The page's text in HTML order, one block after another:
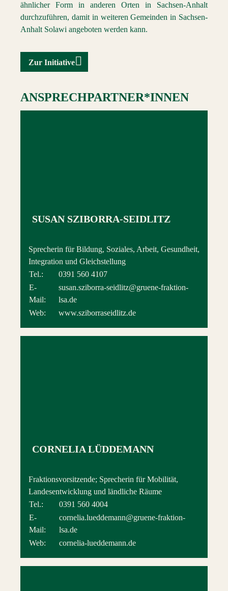
ähnlicher Form in anderen Orten in Sachsen-Anhalt
durchzuführen, damit in weiteren Gemeinden in Sachsen-
Anhalt Solawi angeboten werden kann.
Zur Initiative
ANSPRECHPARTNER*INNEN
SUSAN SZIBORRA-SEIDLITZ
Sprecherin für Bildung, Soziales, Arbeit, Gesundheit,
Integration und Gleichstellung
Tel.:
0391 560 4107
E-
Mail:
susan.sziborra-seidlitz@gruene-fraktion-
lsa.de
Web:
www.sziborraseidlitz.de
CORNELIA LÜDDEMANN
Fraktionsvorsitzende; Sprecherin für Mobilität,
Landesentwicklung und ländliche Räume
Tel.:
0391 560 4004
E-
Mail:
cornelia.lueddemann@gruene-fraktion-
lsa.de
Web:
cornelia-lueddemann.de